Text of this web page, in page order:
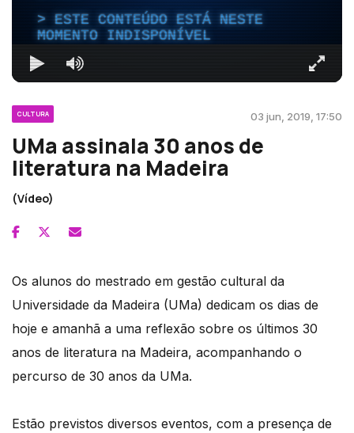
ESTE CONTEÚDO ESTÁ NESTE
MOMENTO INDISPONÍVEL
CULTURA 03 jun, 2019, 17:50
UMa assinala 30 anos de
literatura na Madeira
(Vídeo)
Os alunos do mestrado em gestão cultural da
Universidade da Madeira (UMa) dedicam os dias de
hoje e amanhã a uma reflexão sobre os últimos 30
anos de literatura na Madeira, acompanhando o
percurso de 30 anos da UMa.
Estão previstos diversos eventos, com a presença de